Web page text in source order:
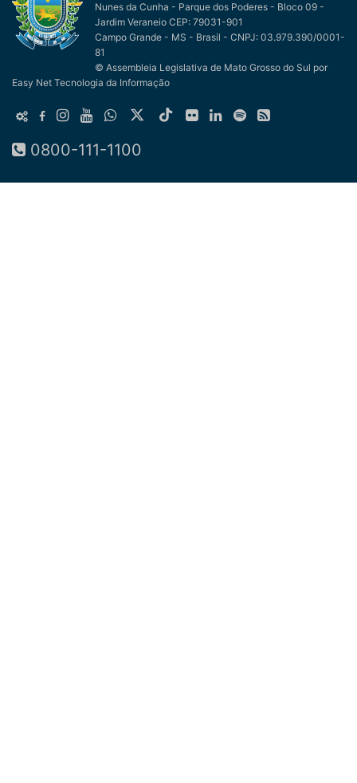
Nunes da Cunha - Parque dos Poderes - Bloco 09 -
Jardim Veraneio CEP: 79031-901
Campo Grande - MS - Brasil - CNPJ: 03.979.390/0001-
81
© Assembleia Legislativa de Mato Grosso do Sul por
Easy Net Tecnologia da Informação
0800-111-1100